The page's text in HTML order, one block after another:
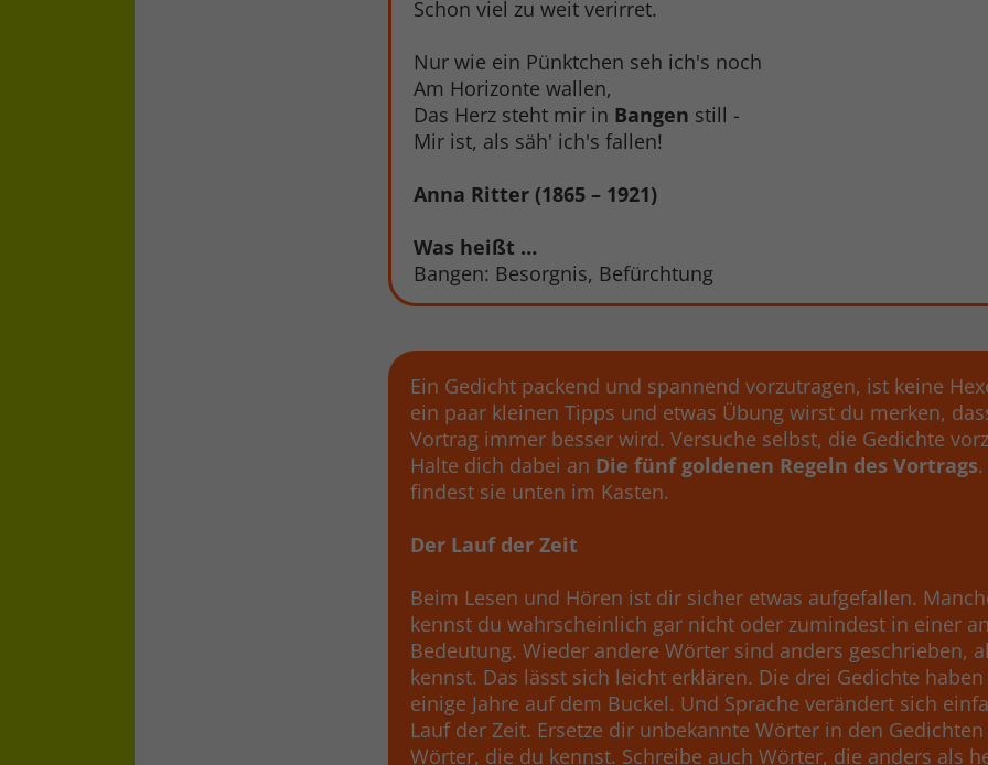
Schon viel zu weit verirret.
Nur wie ein Pünktchen seh ich's noch
Am Horizonte wallen,
Das Herz steht mir in Bangen still -
Mir ist, als säh' ich's fallen!
Anna Ritter (1865 – 1921)
Was heißt …
Bangen: Besorgnis, Befürchtung
Ein Gedicht packend und spannend vorzutragen, ist keine
ein paar kleinen Tipps und etwas Übung wirst du merken,
Vortrag immer besser wird. Versuche selbst, die Gedichte
Halte dich dabei an Die fünf goldenen Regeln des Vortrags
findest sie unten im Kasten.
Der Lauf der Zeit
Beim Lesen und Hören ist dir sicher etwas aufgefallen.
kennst du wahrscheinlich gar nicht oder zumindest in einer
Bedeutung. Wieder andere Wörter sind anders geschrieben,
kennst. Das lässt sich leicht erklären. Die drei Gedichte
einige Jahre auf dem Buckel. Und Sprache verändert sich
Lauf der Zeit. Ersetze dir unbekannte Wörter in den
Wörter, die du kennst. Schreibe auch Wörter, die anders als